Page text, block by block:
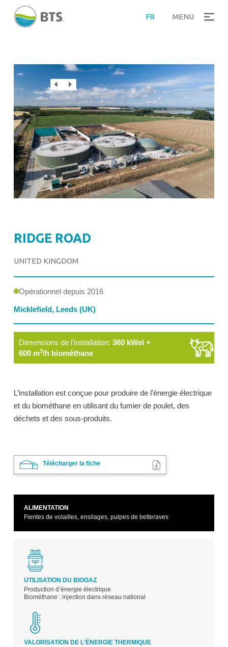
FR MENU
RIDGE ROAD
UNITED KINGDOM
Opérationnel depuis 2016
Micklefield, Leeds (UK)
Dimensions de l'installation: 360 kWel +
600 m3/h biométhane
L’installation est conçue pour produire de l’énergie électrique
et du biométhane en utilisant du fumier de poulet, des
déchets et des sous-produits.
Télécharger la fiche
ALIMENTATION
Fientes de volailles, ensilages, pulpes de betteraves
UTILISATION DU BIOGAZ
Production d’énergie électrique
Biométhane : injection dans réseau national
VALORISATION DE L'ÉNERGIE THERMIQUE